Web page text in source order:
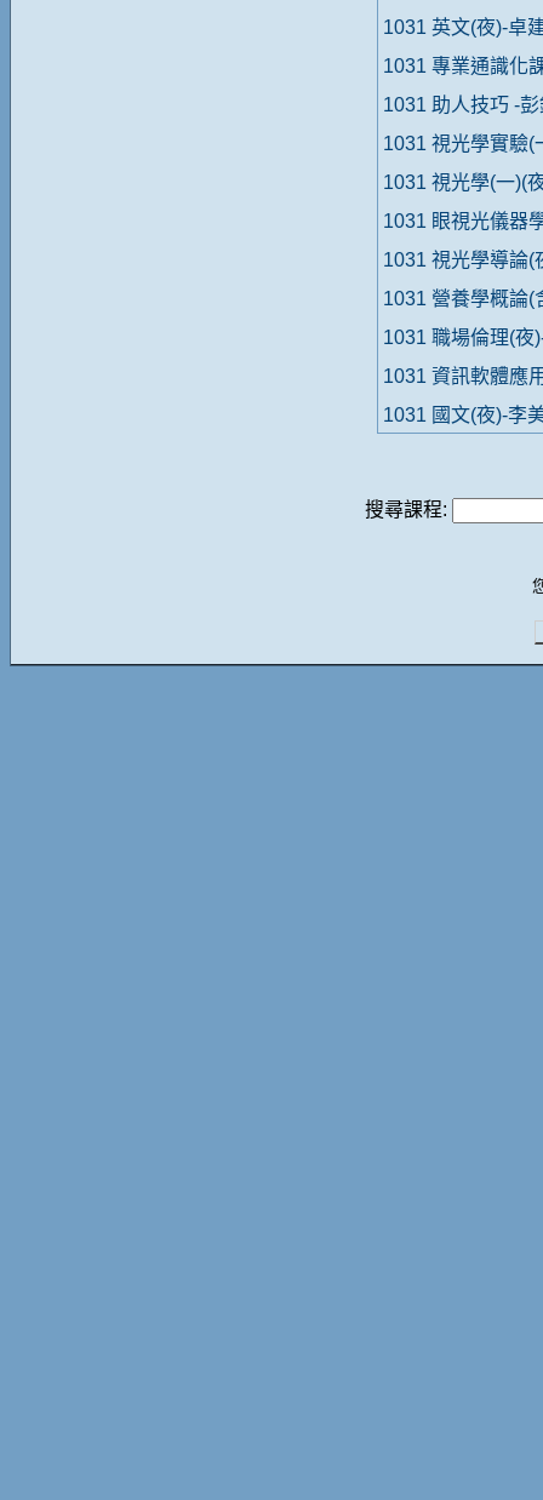
1031 英文(夜)-卓
1031 專業通識化
1031 助人技巧 -
1031 視光學實驗(
1031 視光學(一)(
1031 眼視光儀器
1031 視光學導論(
1031 營養學概論(
1031 職場倫理(夜
1031 資訊軟體應
1031 國文(夜)-李
搜尋課程: